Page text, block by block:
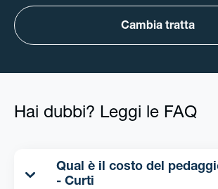
Cambia tratta
Hai dubbi? Leggi le FAQ
Qual è il costo del pedaggio tra
- Curti